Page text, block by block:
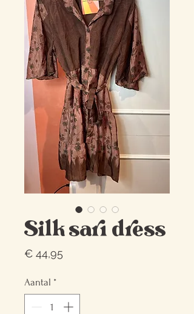
Silk sari dress
€ 44,95Prijs
Aantal *